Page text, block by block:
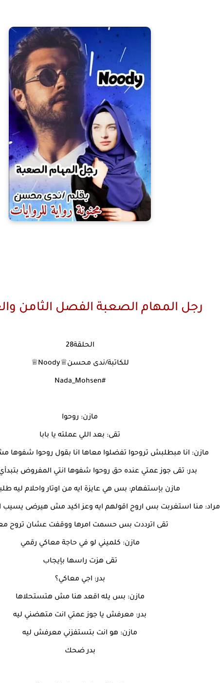
رجل المهام الصعبة الفصل الثامن
الحلقة28
للكاتبة/ندى محسن♕Noody♕
#Nada_Mohsen
مازن: روحوا
تقى: بعد اللي عملته يا بابا
مازن: انا مبطلبش تروحوا تفضلوا معاها انا بقول روحوا
بدر: تقى جوز عمتي عنده حق روحوا شفوها انتي المفروض
مازن بإستفهام: بس هي عايزة ايه من اوتار واحلام ليه
مراد: منا استغربت بس اروح اقولهم ايه وعز اكيد مش هيرضى يسيب
تقى اترددت بس حسمت امرها ووقفت عشان تروح
مازن: كلميني لو في حاجة معاكي رقمي
تقى هزت راسها بإيجاب
بدر: اجي معاكي؟
مازن: بس يله اقعد هنا مش هتستحلاها
بدر: معرفش يا جوز عمتي انت متهضني ليه
مازن: هو انت بتستفزني معرفش ليه
بدر ضحك